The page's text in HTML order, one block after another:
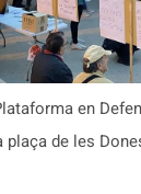
en
de les